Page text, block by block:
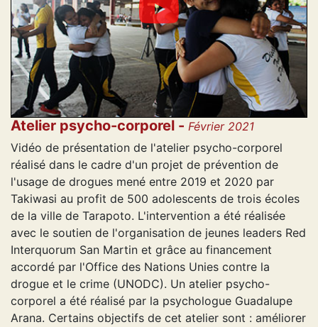
Atelier psycho-corporel - Février 2021
Vidéo de présentation de l'atelier psycho-corporel
réalisé dans le cadre d'un projet de prévention de
l'usage de drogues mené entre 2019 et 2020 par
Takiwasi au profit de 500 adolescents de trois écoles
de la ville de Tarapoto. L'intervention a été réalisée
avec le soutien de l'organisation de jeunes leaders Red
Interquorum San Martin et grâce au financement
accordé par l'Office des Nations Unies contre la
drogue et le crime (UNODC). Un atelier psycho-
corporel a été réalisé par la psychologue Guadalupe
Arana. Certains objectifs de cet atelier sont : améliorer